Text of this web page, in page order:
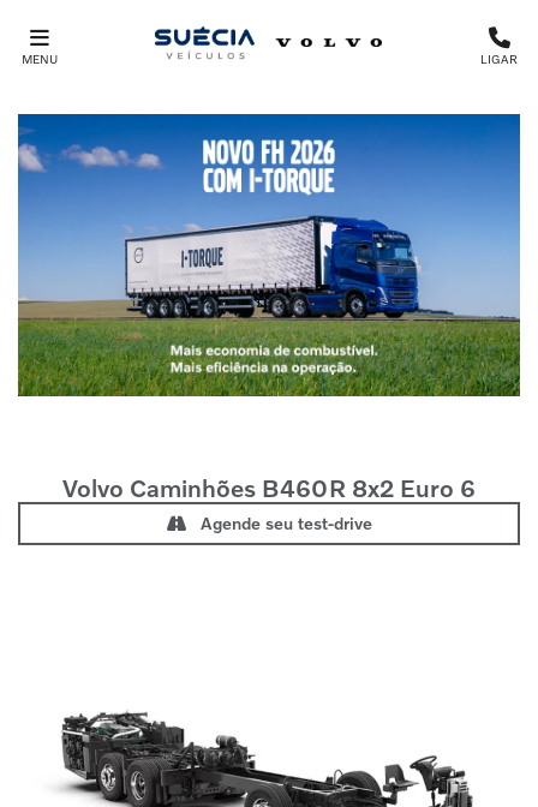
MENU LIGAR
Volvo Caminhões B460R 8x2 Euro 6
Agende seu test-drive
Anterior